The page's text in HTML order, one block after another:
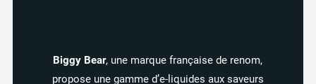
Biggy Bear, une marque française de renom,
propose une gamme d’e-liquides aux saveurs